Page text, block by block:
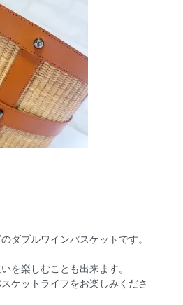
ダブルワインバスケットです。
を楽しむことも出来ます。
ケットライフをお楽しみくださ